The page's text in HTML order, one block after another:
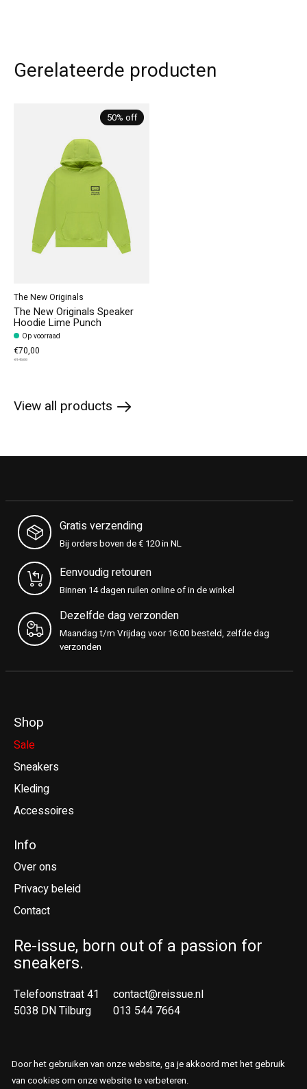
Gerelateerde producten
50% off
The New Originals
The New Originals Speaker
Hoodie Lime Punch
Op voorraad
€70,00
€140,00
View all products
Gratis verzending
Bij orders boven de € 120 in NL
Eenvoudig retouren
Binnen 14 dagen ruilen online of in de winkel
Dezelfde dag verzonden
Maandag t/m Vrijdag voor 16:00 besteld, zelfde dag
verzonden
Shop
Sale
Sneakers
Kleding
Accessoires
Info
Over ons
Privacy beleid
Contact
Re-issue, born out of a passion for
sneakers.
Telefoonstraat 41
5038 DN Tilburg
contact@reissue.nl
013 544 7664
Door het gebruiken van onze website, ga je akkoord met het gebruik
van cookies om onze website te verbeteren.